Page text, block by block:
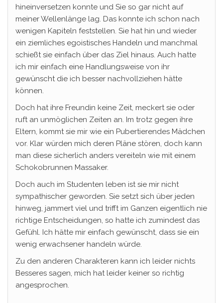
hineinversetzen konnte und Sie so gar nicht auf
meiner Wellenlänge lag. Das konnte ich schon nach
wenigen Kapiteln feststellen. Sie hat hin und wieder
ein ziemliches egoistisches Handeln und manchmal
schießt sie einfach über das Ziel hinaus. Auch hatte
ich mir einfach eine Handlungsweise von ihr
gewünscht die ich besser nachvollziehen hätte
können.
Doch hat ihre Freundin keine Zeit, meckert sie oder
ruft an unmöglichen Zeiten an. Im trotz gegen ihre
Eltern, kommt sie mir wie ein Pubertierendes Mädchen
vor. Klar würden mich deren Pläne stören, doch kann
man diese sicherlich anders vereiteln wie mit einem
Schokobrunnen Massaker.
Doch auch im Studenten leben ist sie mir nicht
sympathischer geworden. Sie setzt sich über jeden
hinweg, jammert viel und trifft im Ganzen eigentlich nie
richtige Entscheidungen, so hatte ich zumindest das
Gefühl. Ich hätte mir einfach gewünscht, dass sie ein
wenig erwachsener handeln würde.
Zu den anderen Charakteren kann ich leider nichts
Besseres sagen, mich hat leider keiner so richtig
angesprochen.